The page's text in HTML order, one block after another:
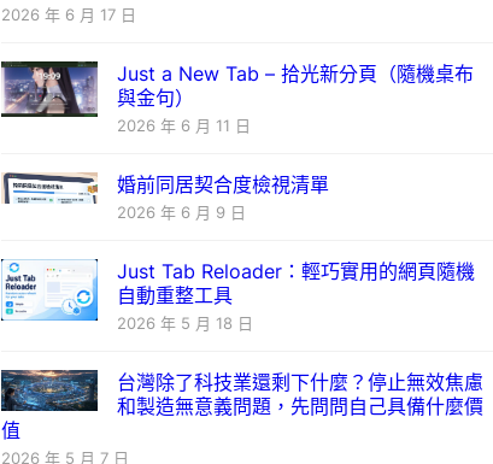
2026 年 6 月 17 日
Just a New Tab – 拾光新分頁（隨機桌布
與金句）
2026 年 6 月 11 日
婚前同居契合度檢視清單
2026 年 6 月 9 日
Just Tab Reloader：輕巧實用的網頁隨機
自動重整工具
2026 年 5 月 18 日
台灣除了科技業還剩下什麼？停止無效焦慮
和製造無意義問題，先問問自己具備什麼價
值
2026 年 5 月 7 日